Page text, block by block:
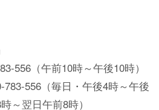
556（午前10時～午後10時）
556（毎日・午後4時～午後
～翌日午前8時）